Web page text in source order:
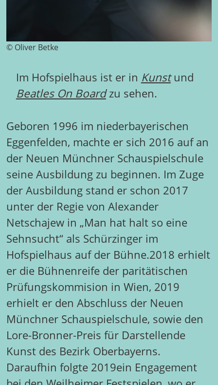
© Oliver Betke
Im Hofspielhaus ist er in Kunstund
Beatles On Boardzu sehen.
Geboren 1996 im niederbayerischen
Eggenfelden, machte er sich 2016 auf an
der Neuen Münchner Schauspielschule
seine Ausbildung zu beginnen. Im Zuge
der Ausbildung stand er schon 2017
unter der Regie von Alexander
Netschajew in „Man hat halt so eine
Sehnsucht“ als Schürzinger im
Hofspielhaus auf der Bühne.2018 erhielt
er die Bühnenreife der paritätischen
Prüfungskommision in Wien, 2019
erhielt er den Abschluss der Neuen
Münchner Schauspielschule, sowie den
Lore-Bronner-Preis für Darstellende
Kunst des Bezirk Oberbayerns.
Daraufhin folgte 2019ein Engagement